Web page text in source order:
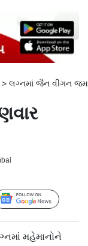
> લગ્નમાં જૈન વીગન
Follow Us
મહેમાનોને